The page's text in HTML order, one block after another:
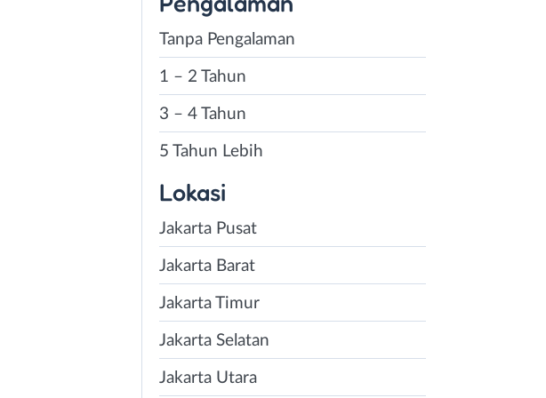
Tanpa Pengalaman
1 – 2 Tahun
3 – 4 Tahun
5 Tahun Lebih
Lokasi
Jakarta Pusat
Jakarta Barat
Jakarta Timur
Jakarta Selatan
Jakarta Utara